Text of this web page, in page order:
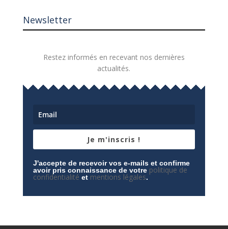
Newsletter
Restez informés en recevant nos dernières
actualités.
Je m'inscris !
J'accepte de recevoir vos e-mails et confirme
avoir pris connaissance de votre politique de
confidentialité et mentions légales.